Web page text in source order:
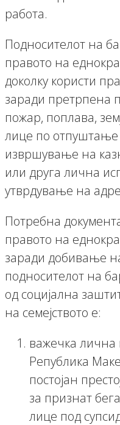
работа.
Подносителот на
правото на
доколку користи
заради претрпена
пожар, поплава,
лице по отпуштање
извршување на
или друга лична
утврдување на
Потребна
правото на
заради добивање
подносителот на
од социјална
на семејството е:
важечка лична
Република
постојан
за признат
лице под